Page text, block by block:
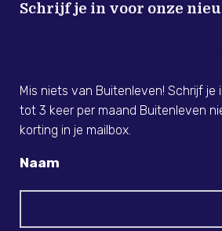
Schrijf je in voor onze
Mis niets van Buitenleven! Schrijf je
tot 3 keer per maand Buitenleven
korting in je mailbox.
Naam